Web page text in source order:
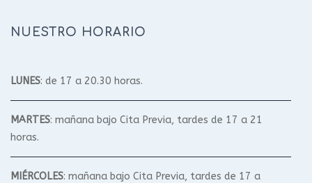
NUESTRO HORARIO
LUNES: de 17 a 20.30 horas.
MARTES: mañana bajo Cita Previa, tardes de 17 a 21
horas.
MIÉRCOLES: mañana bajo Cita Previa, tardes de 17 a